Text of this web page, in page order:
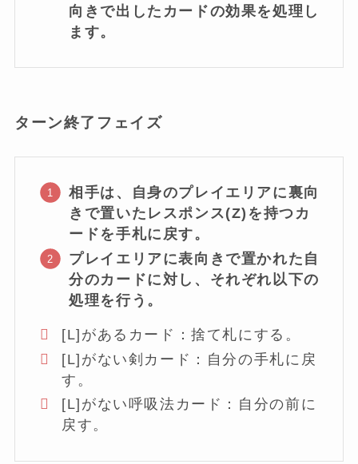
向きで出したカードの効果を処理し
ます。
ターン終了フェイズ
相手は、自身のプレイエリアに裏向
きで置いたレスポンス(Z)を持つカ
ードを手札に戻す。
プレイエリアに表向きで置かれた自
分のカードに対し、それぞれ以下の
処理を行う。
[L]があるカード：捨て札にする。
[L]がない剣カード：自分の手札に戻
す。
[L]がない呼吸法カード：自分の前に
戻す。